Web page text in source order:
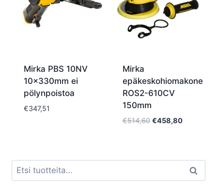
Mirka PBS 10NV
10x330mm ei
pölynpoistoa
€347,51
Mirka
epäkeskohiomakone
ROS2-610CV
150mm
€514,60 Alkuperäinen
€458,80Nykyinen
Etsi: Haku